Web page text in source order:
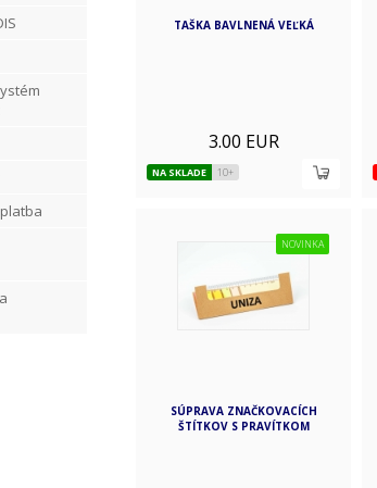
TAŠKA BAVLNENÁ VEĽKÁ
3.00 EUR
NA SKLADE 10+
NOVINKA
SÚPRAVA ZNAČKOVACÍCH
ŠTÍTKOV S PRAVÍTKOM